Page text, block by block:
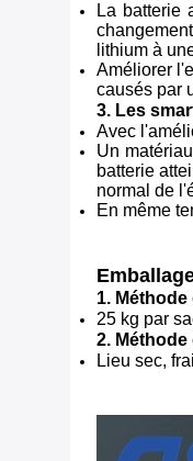
La batterie
lithium à
Améliorer
causés par
3. Les
Avec
Un
batterie
normal de
En même
1.
25 kg par
2.
Lieu sec,